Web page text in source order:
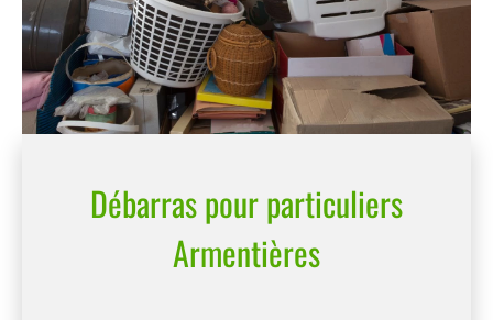
Débarras pour particuliers
Armentières